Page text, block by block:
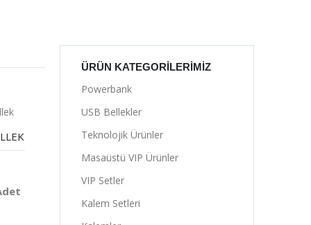
ÜRÜN KATEGORILERIMIZ
Powerbank
USB Bellekler
Teknolojik Ürünler
Masaüstü VIP Ürünler
VIP Setler
Kalem Setleri